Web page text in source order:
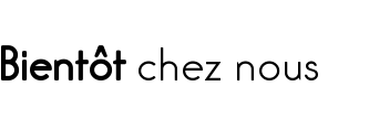
Bientôtchez nous